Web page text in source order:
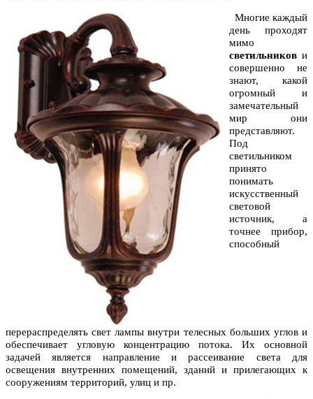
Многие каждый
день проходят
мимо
светильников и
совершенно не
знают, какой
огромный и
замечательный
мир они
представляют.
Под
светильником
принято
понимать
искусственный
световой
источник, а
точнее прибор,
способный
перераспределять свет лампы внутри телесных больших углов и
обеспечивает угловую концентрацию потока. Их основной
задачей является направление и рассеивание света для
освещения внутренних помещений, зданий и прилегающих к
сооружениям территорий, улиц и пр.